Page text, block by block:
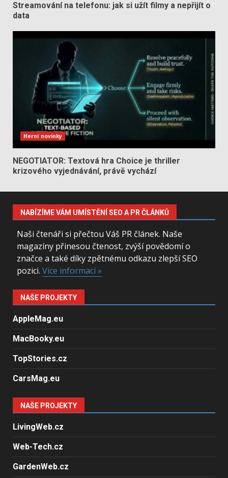
Streamování na telefonu: jak si užít filmy a nepřijít o
data
Herní novinky
NEGOTIATOR: Textová hra Choice je thriller
krizového vyjednávání, právě vychází
NABÍZÍME VÁM UMÍSTĚNÍ SEO A PR ČLÁNKŮ
Naši čtenáři si přečtou Váš PR článek. Naše
magazíny přinesou čtenost, zvýší povědomí o
značce a také díky zpětnému odkazu zlepší SEO
pozici. Více informací »
NAŠE PROJEKTY
AppleMag.eu
MacBooky.eu
TopStories.cz
CarsMag.eu
NAŠE PROJEKTY
LivingWeb.cz
Web-Tech.cz
GardenWeb.cz